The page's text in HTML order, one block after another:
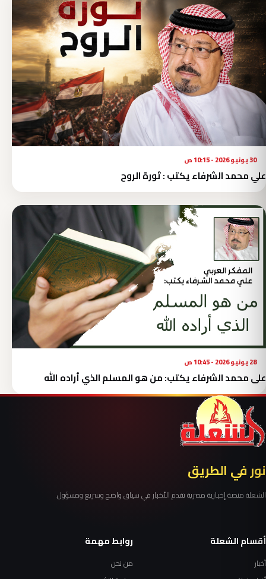
30 يونيو 2026 - 10:15 ص
علي محمد الشرفاء يكتب : ثورة الروح
28 يونيو 2026 - 10:45 ص
على محمد الشرفاء يكتب: من هو المسلم الذي أراده الله
نور في الطريق
الشعلة منصة إخبارية مصرية تقدم الأخبار في سياق واضح وسريع ومسؤول.
أقسام الشعلة
أخبار
روابط مهمة
من نحن